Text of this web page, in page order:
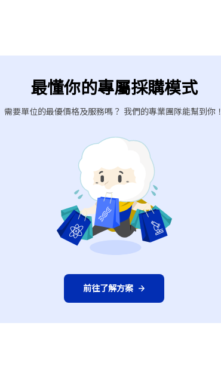
最懂你的專屬採購模式
需要單位的最優價格及服務嗎？ 我們的專業團隊能幫到你！
前往了解方案